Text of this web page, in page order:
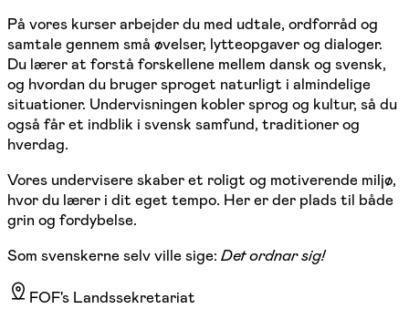
På vores kurser arbejder du med udtale, ordforråd og
samtale gennem små øvelser, lytteopgaver og dialoger.
Du lærer at forstå forskellene mellem dansk og svensk,
og hvordan du bruger sproget naturligt i almindelige
situationer. Undervisningen kobler sprog og kultur, så du
også får et indblik i svensk samfund, traditioner og
hverdag.
Vores undervisere skaber et roligt og motiverende miljø,
hvor du lærer i dit eget tempo. Her er der plads til både
grin og fordybelse.
Som svenskerne selv ville sige: Det ordnar sig!
FOF's Landssekretariat